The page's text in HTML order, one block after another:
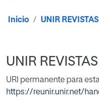
Inicio UNIR REVISTAS
UNIR REVISTAS
URI permanente para
https://reunir.unir.net/